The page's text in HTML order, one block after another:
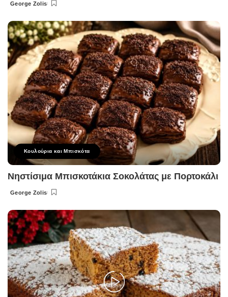
Posted
George Zolis
Κουλούρια και Μπισκότα
Νηστίσιμα Μπισκοτάκια Σοκολάτας με Πορτοκάλι
Posted
George Zolis